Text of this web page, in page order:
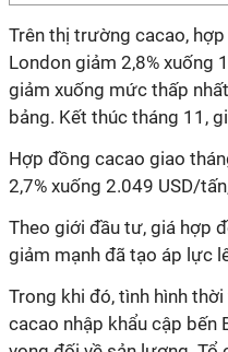
Trên thị trường cacao,
London giảm 2,8% xuống
giảm xuống mức thấp
bảng. Kết thúc tháng 11,
Hợp đồng cacao giao
2,7% xuống 2.049 USD/
Theo giới đầu tư, giá hợp
giảm mạnh đã tạo áp lực
Trong khi đó, tình hình
cacao nhập khẩu cập bến